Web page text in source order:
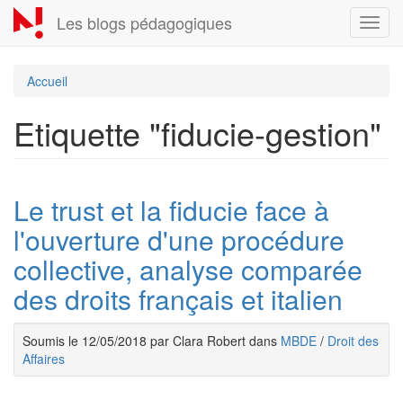
Aller
au
contenu
Les blogs pédagogiques
Accueil
Etiquette "fiducie-gestion"
Le trust et la fiducie face à
l'ouverture d'une procédure
collective, analyse comparée
des droits français et italien
Soumis le 12/05/2018 par Clara Robert dans MBDE / Droit des
Affaires